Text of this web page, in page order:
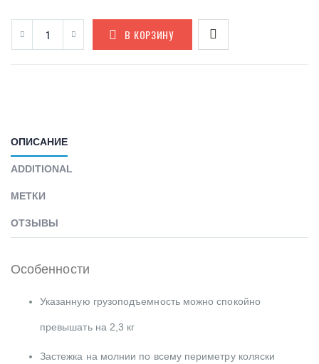
В КОРЗИНУ
ОПИСАНИЕ
ADDITIONAL
МЕТКИ
ОТЗЫВЫ
Особенности
Указанную грузоподъемность можно спокойно
превышать на 2,3 кг
Застежка на молнии по всему периметру коляски